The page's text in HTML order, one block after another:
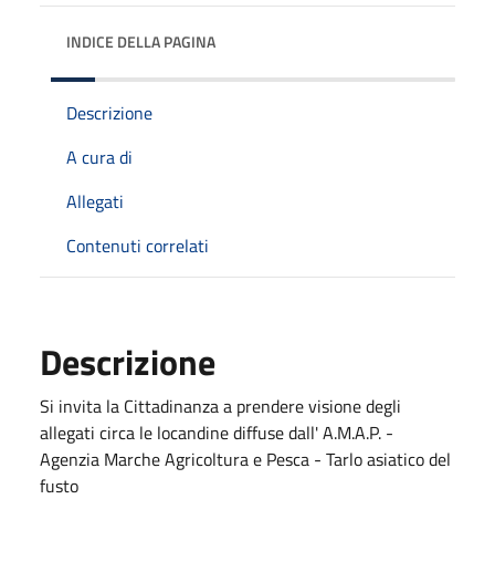
INDICE DELLA PAGINA
Descrizione
A cura di
Allegati
Contenuti correlati
Descrizione
Si invita la Cittadinanza a prendere visione degli
allegati circa le locandine diffuse dall' A.M.A.P. -
Agenzia Marche Agricoltura e Pesca - Tarlo asiatico del
fusto